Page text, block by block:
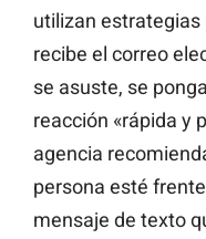
utilizan estrategias
recibe el correo
se asuste, se
reacción «rápida y
agencia
persona esté
mensaje de texto